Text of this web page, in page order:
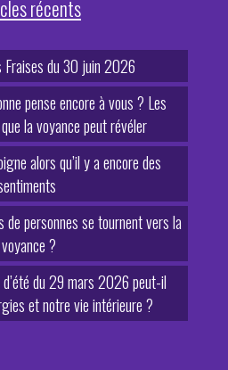
récents
Fraises du 30 juin 2026
pense encore à vous ? Les
la voyance peut révéler
alors qu’il y a encore des
de personnes se tournent vers la
voyance ?
d’été du 29 mars 2026 peut-il
et notre vie intérieure ?